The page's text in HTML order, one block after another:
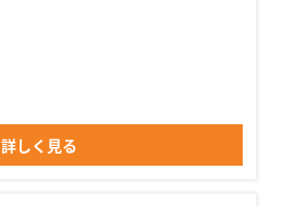
詳しく見る